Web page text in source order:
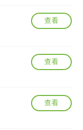
查看
查看
查看